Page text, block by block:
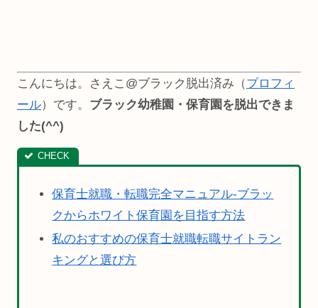
こんにちは。さえこ@ブラック脱出済み（プロフィ
ール）です。 ブラック幼稚園・保育園を脱出できま
した(^^)
保育士就職・転職完全マニュアル-ブラッ
クからホワイト保育園を目指す方法
私のおすすめの保育士就職転職サイトラン
キングと選び方